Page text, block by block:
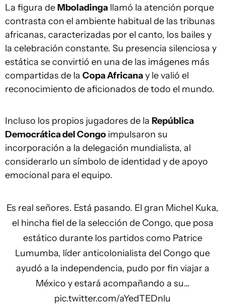
La figura de Mboladinga llamó la atención porque
contrasta con el ambiente habitual de las tribunas
africanas, caracterizadas por el canto, los bailes y
la celebración constante. Su presencia silenciosa y
estática se convirtió en una de las imágenes más
compartidas de la Copa Africanay le valió el
reconocimiento de aficionados de todo el mundo.
Incluso los propios jugadores de la República
Democrática del Congo impulsaron su
incorporación a la delegación mundialista, al
considerarlo un símbolo de identidad y de apoyo
emocional para el equipo.
Es real señores. Está pasando. El gran Michel Kuka,
el hincha fiel de la selección de Congo, que posa
estático durante los partidos como Patrice
Lumumba, líder anticolonialista del Congo que
ayudó a la independencia, pudo por fin viajar a
México y estará acompañando a su…
pic.twitter.com/aYedTEDnlu